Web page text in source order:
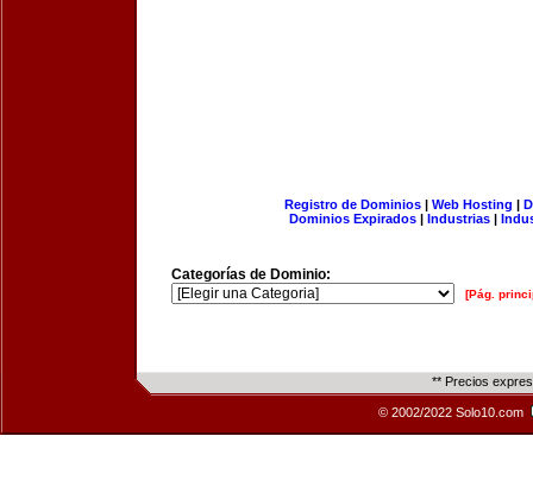
Registro de Dominios| Web Hosting |
Dominios Expirados | Industrias |
Categorías de Dominio:
[Pág.
** Precios
© 2002/2022 Solo10.com